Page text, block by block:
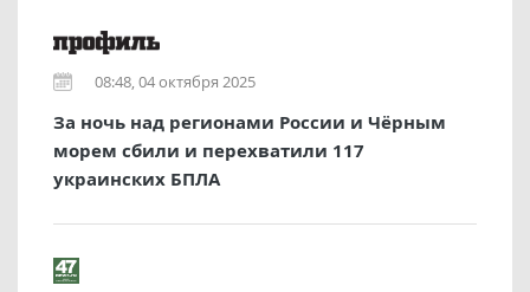
08:48, 04 октября 2025
За ночь над регионами России и Чёрным
морем сбили и перехватили 117
украинских БПЛА